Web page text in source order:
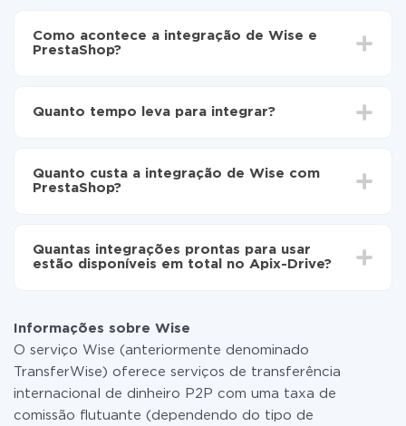
Como acontece a integração de Wise e
PrestaShop?
PrestaShop
automaticamente de Wise para PrestaShop
Quanto tempo leva para integrar?
30 minutos. Em média, a configuração leva de 10 a 15
minutos.
Quanto custa a integração de Wise com
PrestaShop?
as tarifas. Você paga apenas pela quantidade de
dados que é realmente transferida de um de seus
ou mudar para um de pago, se necessário. Mais
detalhes sobretarifas.
Quantas integrações prontas para usar
estão disponíveis em total no Apix-Drive?
Informações sobre Wise
O serviço Wise (anteriormente denominado
TransferWise) oferece serviços de transferência
internacional de dinheiro P2P com uma taxa de
comissão flutuante (dependendo do tipo de